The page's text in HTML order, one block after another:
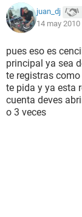
juan_dj
14 may
pues eso es
principal ya sea
te registras
te pida y ya esta
cuenta deves
o 3 veces